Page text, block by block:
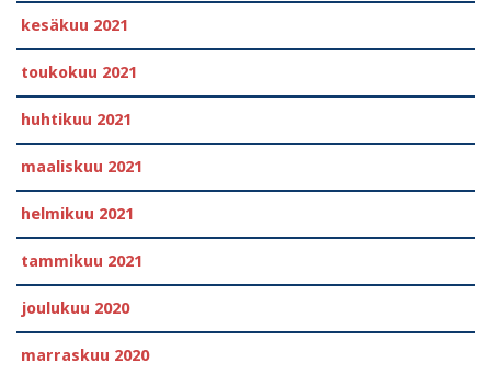
kesäkuu 2021
toukokuu 2021
huhtikuu 2021
maaliskuu 2021
helmikuu 2021
tammikuu 2021
joulukuu 2020
marraskuu 2020